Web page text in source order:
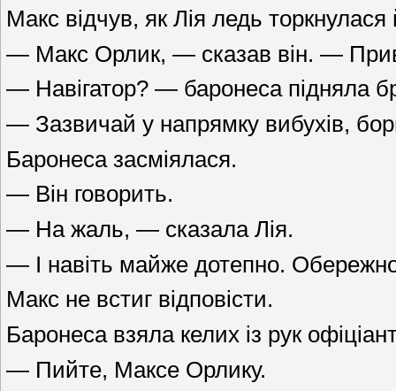
Макс відчув, як Лія ледь
— Макс Орлик, — сказав він. —
— Навігатор? — баронеса підняла
— Зазвичай у напрямку вибухів,
Баронеса засміялася.
— Він говорить.
— На жаль, — сказала Лія.
— І навіть майже дотепно.
Макс не встиг відповісти.
Баронеса взяла келих із рук
— Пийте, Максе Орлику.